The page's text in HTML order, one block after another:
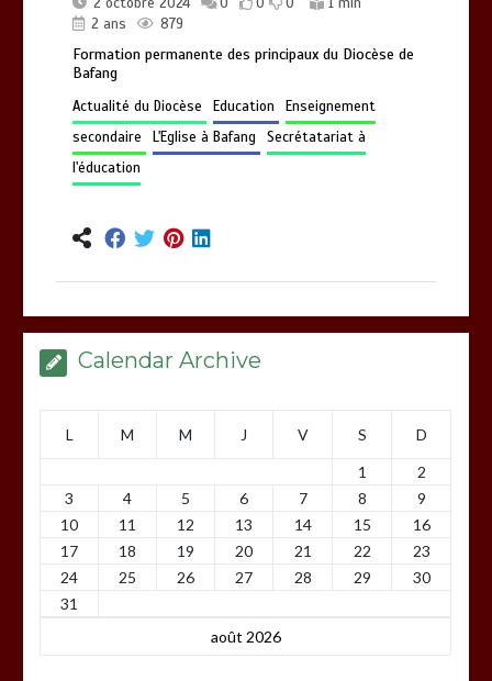
2 octobre 2024 0 0 0
1 min
2 ans
879
Formation permanente des principaux du Diocèse de
Bafang
Actualité du Diocèse Education
Enseignement
secondaire
L'Eglise à Bafang
Secrétatariat à
l'éducation
Calendar Archive
août 2026
L M M J V S
D
1
2
3
4 5 6 7 8
9
10
11 12 13 14 15
16
17
18 19 20 21 22
23
24
25 26 27 28 29
30
31